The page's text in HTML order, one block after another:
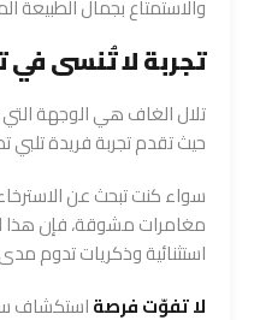
والاستمتاع بجمال الطبيعة
تجربة لا تُنسى في
تلال الغاف هي الوجهة
حيث تقدم تجربة فريدة تلبي
سواء كنت تبحث عن
مغامرات مشوقة، فإن
استثنائية وذكريات تدوم
لا تفوّت فرصةاستكشاف